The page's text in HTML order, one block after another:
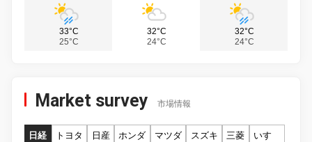
33°C
25°C
32°C
24°C
32°C
24°C
Market survey 市場情報
日経 トヨタ 日産 ホンダ マツダ スズキ 三菱
いすゞ